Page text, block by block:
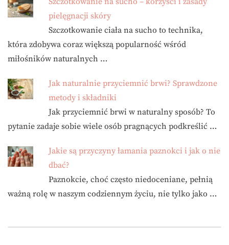
pielęgnacji skóry
Szczotkowanie ciała na sucho to technika,
która zdobywa coraz większą popularność wśród
miłośników naturalnych …
Jak naturalnie przyciemnić brwi? Sprawdzone
metody i składniki
Jak przyciemnić brwi w naturalny sposób? To
pytanie zadaje sobie wiele osób pragnących podkreślić …
Jakie są przyczyny łamania paznokci i jak o nie
dbać?
Paznokcie, choć często niedoceniane, pełnią
ważną rolę w naszym codziennym życiu, nie tylko jako …